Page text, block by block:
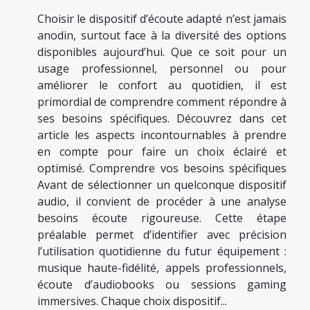
Choisir le dispositif d’écoute adapté n’est jamais
anodin, surtout face à la diversité des options
disponibles aujourd’hui. Que ce soit pour un
usage professionnel, personnel ou pour
améliorer le confort au quotidien, il est
primordial de comprendre comment répondre à
ses besoins spécifiques. Découvrez dans cet
article les aspects incontournables à prendre
en compte pour faire un choix éclairé et
optimisé. Comprendre vos besoins spécifiques
Avant de sélectionner un quelconque dispositif
audio, il convient de procéder à une analyse
besoins écoute rigoureuse. Cette étape
préalable permet d’identifier avec précision
l’utilisation quotidienne du futur équipement :
musique haute-fidélité, appels professionnels,
écoute d’audiobooks ou sessions gaming
immersives. Chaque choix dispositif...